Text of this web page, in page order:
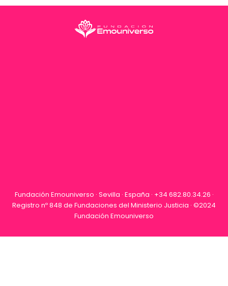
Fundación Emouniverso · Sevilla · España · +34 682.80.34.26 ·
Registro nº 848 de Fundaciones del Ministerio Justicia · ©2024
Fundación Emouniverso